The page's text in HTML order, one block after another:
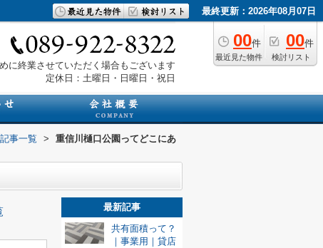
最終更新：2026年08月07日
00件
最近見た物件
00件
検討リスト
に終業させていただく場合もございます
定休日：土曜日・日曜日・祝日
事一覧 >
重信川樋口公園ってどこにあ
最新記事
共有面積って？
｜事業用｜貸店